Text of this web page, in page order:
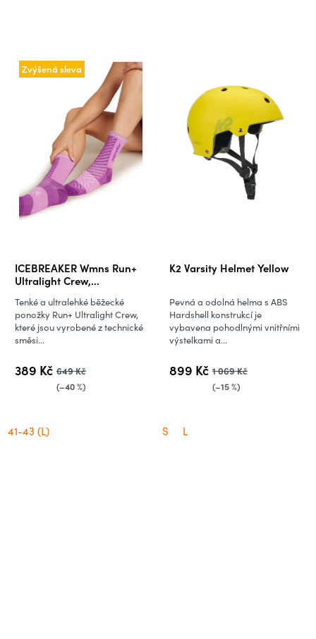
Zvýšená sleva
ICEBREAKER Wmns Run+
Ultralight Crew,
389 Kč 649 Kč
(–40 %)
Tenké a ultralehké běžecké
ponožky Run+ Ultralight Crew,
které jsou vyrobené z technické
směsi...
41-43 (L)
K2 Varsity Helmet Yellow
899 Kč 1 069 Kč
(–15 %)
Pevná a odolná helma s ABS
Hardshell konstrukcí je
vybavena pohodlnými vnitřními
výstelkami a...
S L